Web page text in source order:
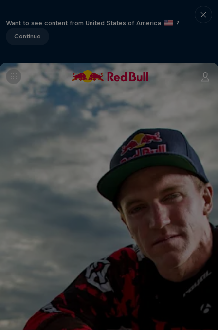
Want to see content from United States of America
?
Continue